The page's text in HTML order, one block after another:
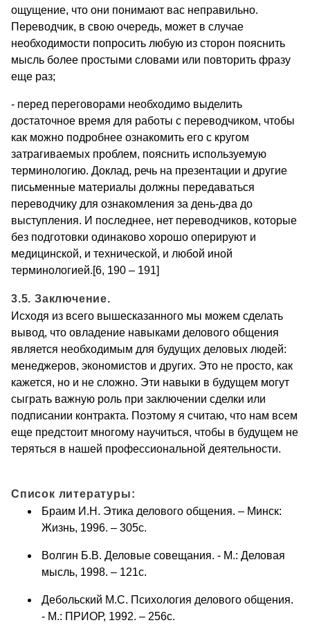
ощущение, что они понимают вас неправильно.
Переводчик, в свою очередь, может в случае
необходимости попросить любую из сторон пояснить
мысль более простыми словами или повторить фразу
еще раз;
- перед переговорами необходимо выделить
достаточное время для работы с переводчиком, чтобы
как можно подробнее ознакомить его с кругом
затрагиваемых проблем, пояснить используемую
терминологию. Доклад, речь на презентации и другие
письменные материалы должны передаваться
переводчику для ознакомления за день-два до
выступления. И последнее, нет переводчиков, которые
без подготовки одинаково хорошо оперируют и
медицинской, и технической, и любой иной
терминологией.[6, 190 – 191]
3.5. Заключение.
Исходя из всего вышесказанного мы можем сделать
вывод, что овладение навыками делового общения
является необходимым для будущих деловых людей:
менеджеров, экономистов и других. Это не просто, как
кажется, но и не сложно. Эти навыки в будущем могут
сыграть важную роль при заключении сделки или
подписании контракта. Поэтому я считаю, что нам всем
еще предстоит многому научиться, чтобы в будущем не
теряться в нашей профессиональной деятельности.
Список литературы:
Браим И.Н. Этика делового общения. – Минск:
Жизнь, 1996. – 305с.
Волгин Б.В. Деловые совещания. - М.: Деловая
мысль, 1998. – 121с.
Дебольский М.С. Психология делового общения.
- М.: ПРИОР, 1992. – 256с.